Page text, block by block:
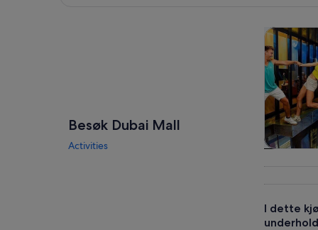
Besøk Dubai Mall
Activities
I dette